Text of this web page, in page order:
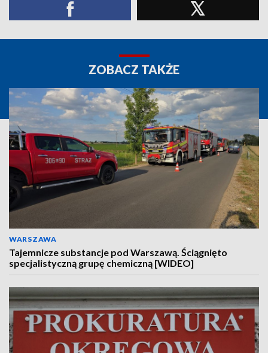
ZOBACZ TAKŻE
WARSZAWA
Tajemnicze substancje pod Warszawą. Ściągnięto
specjalistyczną grupę chemiczną [WIDEO]